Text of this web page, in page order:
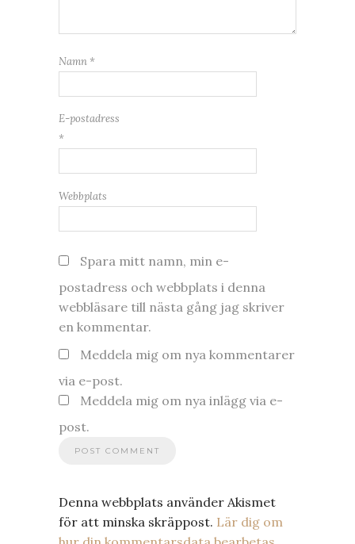
Namn *
E-postadress
*
Webbplats
Spara mitt namn, min e-
postadress och webbplats i denna
webbläsare till nästa gång jag skriver
en kommentar.
Meddela mig om nya kommentarer
via e-post.
Meddela mig om nya inlägg via e-
post.
Denna webbplats använder Akismet
för att minska skräppost. Lär dig om